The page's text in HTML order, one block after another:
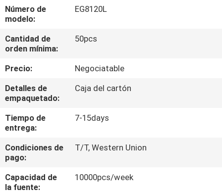
LA
DE
CALIDAD
ÉNTRENOS
EN
CONTACTO
CON
Número de
modelo:
EG8120L
Cantidad de
orden mínima:
50pcs
Precio:
Negociatable
Detalles de
empaquetado:
Caja del cartón
Tiempo de
entrega:
7-15days
Condiciones de
pago:
T/T, Western Union
Capacidad de
la fuente:
10000pcs/week